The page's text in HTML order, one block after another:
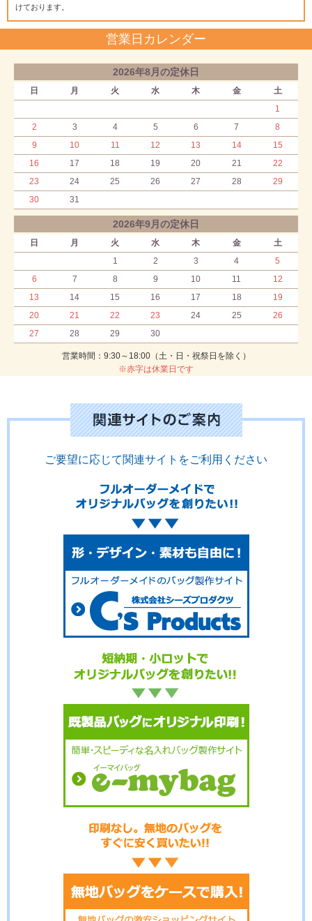
けております。
営業日カレンダー
2026年8月の定休日
日 月 火 水 木 金
土
1
2
3 4 5 6 7
8
9
10 11 12 13 14
15
16
17 18 19 20 21
22
23
24 25 26 27 28
29
30
31
2026年9月の定休日
日 月 火 水 木 金
土
1
2 3 4
5
6
7 8 9 10 11
12
13
14 15 16 17 18
19
20
21 22 23 24 25
26
27
28 29 30
営業時間：9:30～18:00（土・日・祝祭日を除く）
※赤字は休業日です
ご要望に応じて関連サイトをご利用ください